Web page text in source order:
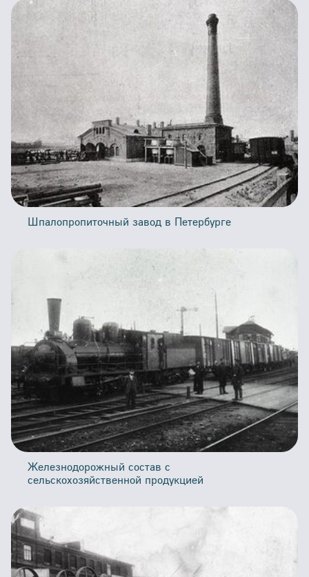
Шпалопропиточный завод в Петербурге
Железнодорожный состав с
сельскохозяйственной продукцией